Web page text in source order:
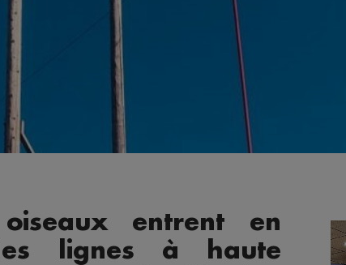
entrent en
lignes à haute